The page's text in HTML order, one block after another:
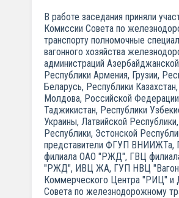
В работе заседания приняли
Комиссии Совета по
транспорту полномочные
вагонного хозяйства
администраций
Республики Армения, Грузии,
Беларусь, Республики
Молдова, Российской
Таджикистан, Республики
Украины, Латвийской
Республики, Эстонской
представители ФГУП
филиала ОАО "РЖД", ГВЦ
"РЖД", ИВЦ ЖА, ГУП НВЦ
Коммерческого Центра "РИЦ" и
Совета по железнодорожному